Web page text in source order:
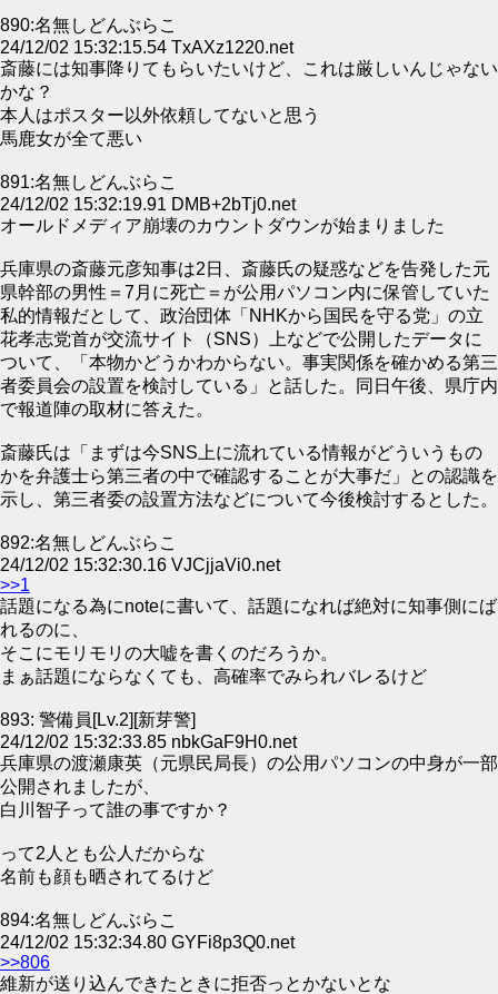
890:名無しどんぶらこ
24/12/02 15:32:15.54 TxAXz1220.net
斎藤には知事降りてもらいたいけど、これは厳しいんじゃない
かな？
本人はポスター以外依頼してないと思う
馬鹿女が全て悪い
891:名無しどんぶらこ
24/12/02 15:32:19.91 DMB+2bTj0.net
オールドメディア崩壊のカウントダウンが始まりました
兵庫県の斎藤元彦知事は2日、斎藤氏の疑惑などを告発した元
県幹部の男性＝7月に死亡＝が公用パソコン内に保管していた
私的情報だとして、政治団体「NHKから国民を守る党」の立
花孝志党首が交流サイト（SNS）上などで公開したデータに
ついて、「本物かどうかわからない。事実関係を確かめる第三
者委員会の設置を検討している」と話した。同日午後、県庁内
で報道陣の取材に答えた。
斎藤氏は「まずは今SNS上に流れている情報がどういうもの
かを弁護士ら第三者の中で確認することが大事だ」との認識を
示し、第三者委の設置方法などについて今後検討するとした。
892:名無しどんぶらこ
24/12/02 15:32:30.16 VJCjjaVi0.net
>>1
話題になる為にnoteに書いて、話題になれば絶対に知事側にば
れるのに、
そこにモリモリの大嘘を書くのだろうか。
まぁ話題にならなくても、高確率でみられバレるけど
893: 警備員[Lv.2][新芽警]
24/12/02 15:32:33.85 nbkGaF9H0.net
兵庫県の渡瀬康英（元県民局長）の公用パソコンの中身が一部
公開されましたが、
白川智子って誰の事ですか？
って2人とも公人だからな
名前も顔も晒されてるけど
894:名無しどんぶらこ
24/12/02 15:32:34.80 GYFi8p3Q0.net
>>806
維新が送り込んできたときに拒否っとかないとな